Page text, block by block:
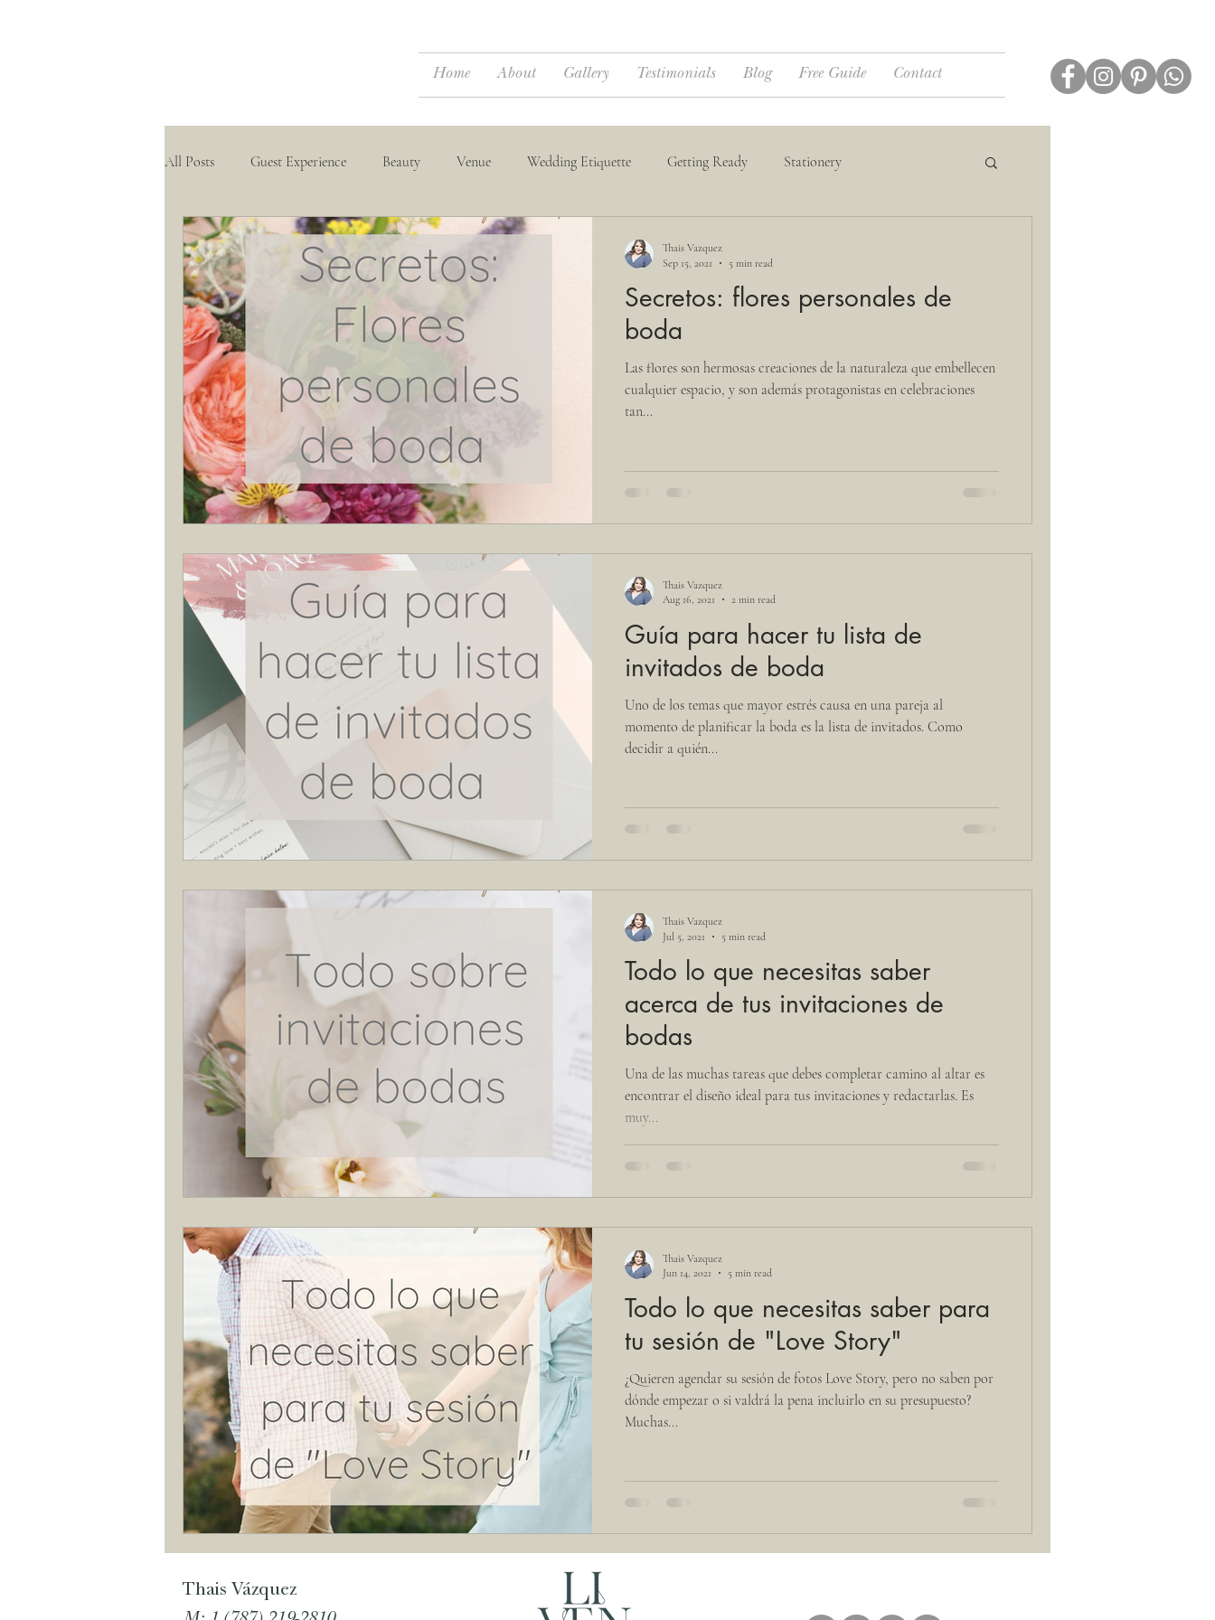
Home About Gallery Testimonials Blog Free Guide Contact
All Posts Guest Experience Beauty Venue Wedding Etiquette Getting Ready Stationery
Hacienda Weddings Real Weddings Destination Weddings
Secretos: flores personales de
boda
Las flores son hermosas creaciones de la naturaleza que embellecen
cualquier espacio, y son además protagonistas en celebraciones
tan...
Thais Vazquez
Sep 15, 2021
5 min read
Guía para hacer tu lista de
invitados de boda
Uno de los temas que mayor estrés causa en una pareja al
momento de planificar la boda es la lista de invitados. Como
decidir a quién...
Thais Vazquez
Aug 16, 2021
2 min read
Todo lo que necesitas saber
acerca de tus invitaciones de
bodas
Una de las muchas tareas que debes completar camino al altar es
encontrar el diseño ideal para tus invitaciones y redactarlas. Es
muy...
Thais Vazquez
Jul 5, 2021
5 min read
Todo lo que necesitas saber para
tu sesión de "Love Story"
¿Quieren agendar su sesión de fotos Love Story, pero no saben por
dónde empezar o si valdrá la pena incluirlo en su presupuesto?
Muchas...
Thais Vazquez
Jun 14, 2021
5 min read
Thais Vázquez